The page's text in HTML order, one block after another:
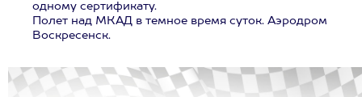
одному сертификату.
Полет над МКАД в темное время суток. Аэродром
Воскресенск.